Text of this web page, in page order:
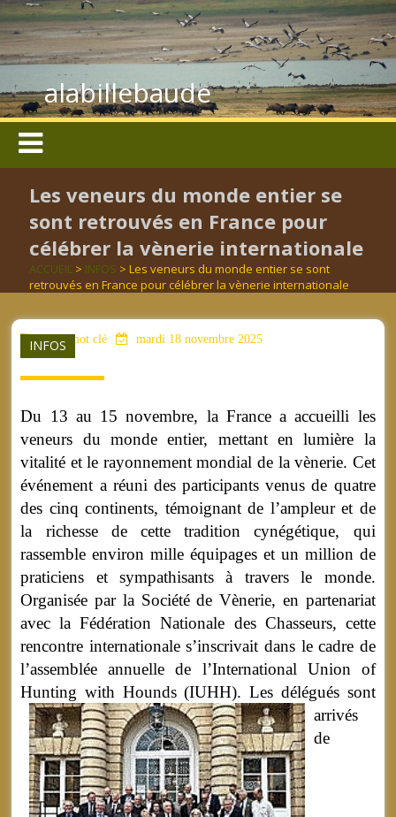
alabillebaude
Les veneurs du monde entier se
sont retrouvés en France pour
célébrer la vènerie internationale
ACCUEIL > INFOS > Les veneurs du monde entier se sont
retrouvés en France pour célébrer la vènerie internationale
INFOS
aucun mot clé mardi 18 novembre 2025
Du 13 au 15 novembre, la France a accueilli les
veneurs du monde entier, mettant en lumière la
vitalité et le rayonnement mondial de la vènerie. Cet
événement a réuni des participants venus de quatre
des cinq continents, témoignant de l’ampleur et de
la richesse de cette tradition cynégétique, qui
rassemble environ mille équipages et un million de
praticiens et sympathisants à travers le monde.
Organisée par la Société de Vènerie, en partenariat
avec la Fédération Nationale des Chasseurs, cette
rencontre internationale s’inscrivait dans le cadre de
l’assemblée annuelle de l’International Union of
Hunting with Hounds (IUHH).Les délégués sont
arrivés
de